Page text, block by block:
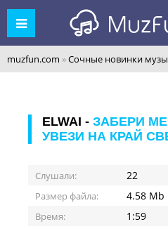
muzfun.com »Сочные новинки
ELWAI - ЗАБЕРИ
УВЕЗИ НА КРАЙ
Слушали: 22
Размер файла: 4.58 Mb
Время: 1:59